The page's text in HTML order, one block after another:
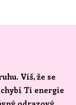
Víš, že se
chybí Ti energie